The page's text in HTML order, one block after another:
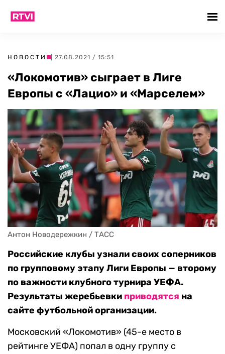
НОВОСТИ | 27.08.2021 / 15:51
«Локомотив» сыграет в Лиге
Европы с «Лацио» и «Марселем»
Антон Новодережкин / ТАСС
Российские клубы узнали своих соперников
по групповому этапу Лиги Европы — второму
по важности клубного турнира УЕФА.
Результаты жеребьевки приводятся на
сайте футбольной организации.
Московский «Локомотив» (45-е место в
рейтинге УЕФА) попал в одну группу с